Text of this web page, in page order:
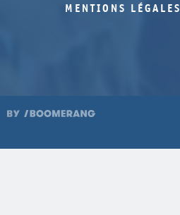
MENTIONS LÉGALES